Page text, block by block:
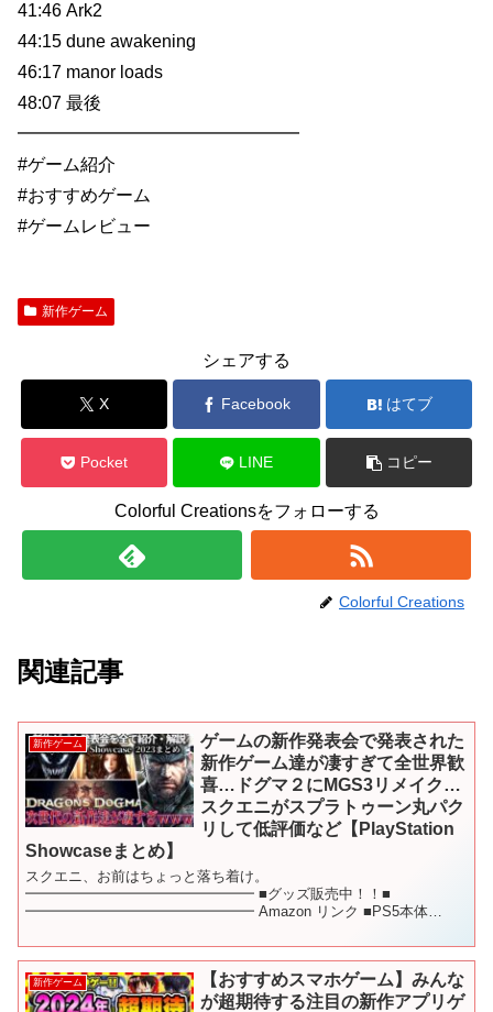
41:46 Ark2
44:15 dune awakening
46:17 manor loads
48:07 最後
━━━━━━━━━━━━━━━━
#ゲーム紹介
#おすすめゲーム
#ゲームレビュー
新作ゲーム
シェアする
X Facebook はてブ
Pocket LINE コピー
Colorful Creationsをフォローする
Colorful Creations
関連記事
新作ゲーム
ゲームの新作発表会で発表された
新作ゲーム達が凄すぎて全世界歓
喜…ドグマ２にMGS3リメイク…
スクエニがスプラトゥーン丸パク
リして低評価など【PlayStation
Showcaseまとめ】
スクエニ、お前はちょっと落ち着け。
━━━━━━━━━━━━━━━━ ■グッズ販売中！！■
━━━━━━━━━━━━━━━━ Amazon リンク ■PS5本体
新作ゲーム
【おすすめスマホゲーム】みんな
が超期待する注目の新作アプリゲ